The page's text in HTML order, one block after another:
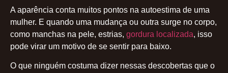
A aparência conta muitos pontos na autoestima de uma
mulher. E quando uma mudança ou outra surge no corpo,
como manchas na pele, estrias, gordura localizada, isso
pode virar um motivo de se sentir para baixo.
O que ninguém costuma dizer nessas descobertas que o